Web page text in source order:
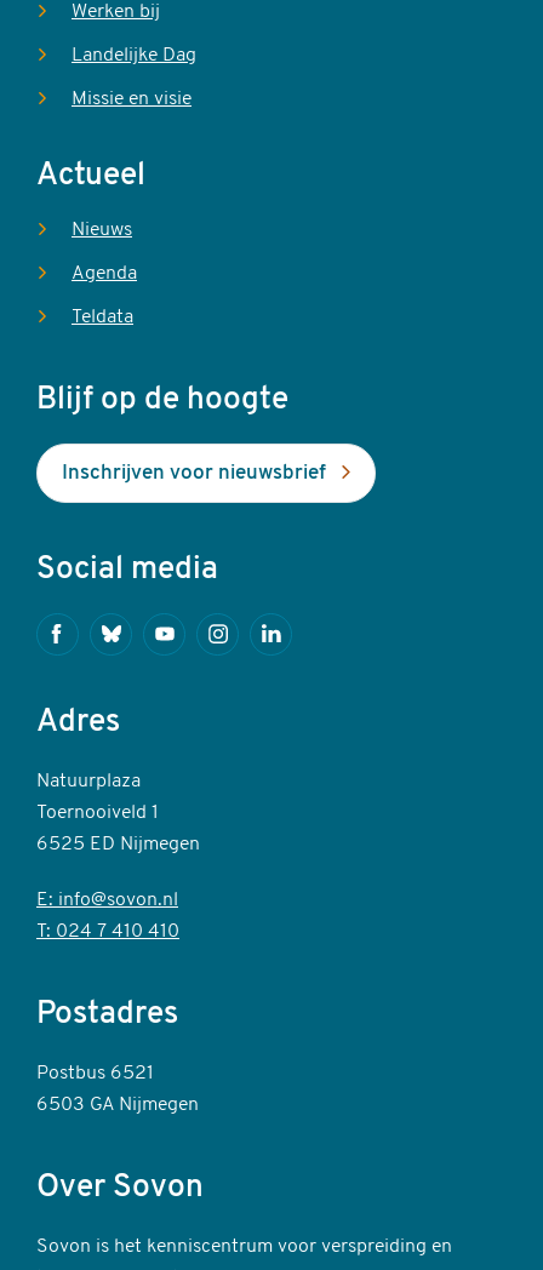
Werken bij
Landelijke Dag
Missie en visie
Actueel
Nieuws
Agenda
Teldata
Blijf op de hoogte
Inschrijven voor nieuwsbrief
Social media
FacebookBlueskyYoutubeInstagramLinkedin
Adres
Natuurplaza
Toernooiveld 1
6525 ED Nijmegen
E: info@sovon.nl
T: 024 7 410 410
Postadres
Postbus 6521
6503 GA Nijmegen
Over Sovon
Sovon is het kenniscentrum voor verspreiding en